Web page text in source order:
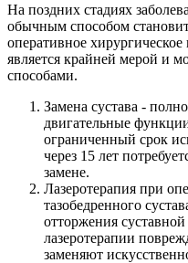
На поздних стадиях
обычным способом
оперативное
является крайней мерой и
способами.
Замена сустава -
двигательные
ограниченный срок
через 15 лет
замене.
Лазеротерапия при
тазобедренного
отторжения
лазеротерапии
заменяют